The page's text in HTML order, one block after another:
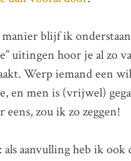
manier blijf ik
uitingen hoor je al zo
Werp iemand een
en men is (vrijwel)
eens, zou ik zo zeggen!
aanvulling heb ik ook